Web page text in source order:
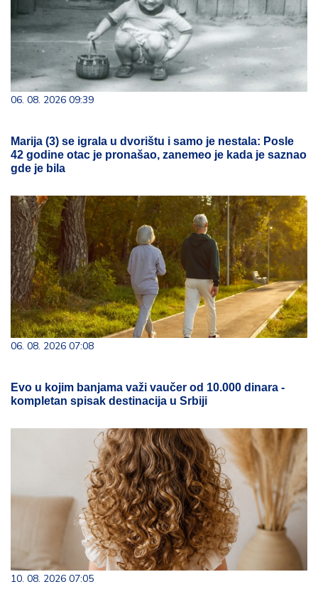
06. 08. 2026 09:39
Marija (3) se igrala u dvorištu i samo je nestala: Posle
42 godine otac je pronašao, zanemeo je kada je saznao
gde je bila
06. 08. 2026 07:08
Evo u kojim banjama važi vaučer od 10.000 dinara -
kompletan spisak destinacija u Srbiji
10. 08. 2026 07:05